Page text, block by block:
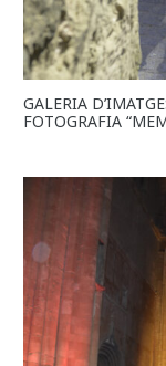
GALERIA
FOTOGRAFIA